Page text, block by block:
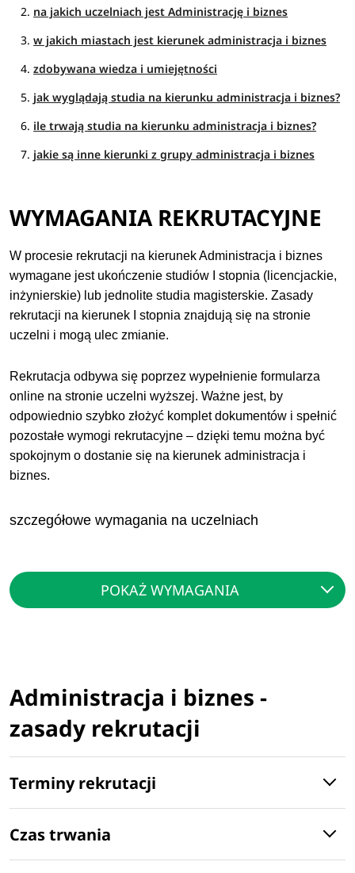
na jakich uczelniach jest Administrację i biznes
w jakich miastach jest kierunek administracja i biznes
zdobywana wiedza i umiejętności
jak wyglądają studia na kierunku administracja i biznes?
ile trwają studia na kierunku administracja i biznes?
jakie są inne kierunki z grupy administracja i biznes
WYMAGANIA REKRUTACYJNE
W procesie rekrutacji na kierunek Administracja i biznes
wymagane jest ukończenie studiów I stopnia (licencjackie,
inżynierskie) lub jednolite studia magisterskie. Zasady
rekrutacji na kierunek I stopnia znajdują się na stronie
uczelni i mogą ulec zmianie.
Rekrutacja odbywa się poprzez wypełnienie formularza
online na stronie uczelni wyższej. Ważne jest, by
odpowiednio szybko złożyć komplet dokumentów i spełnić
pozostałe wymogi rekrutacyjne – dzięki temu można być
spokojnym o dostanie się na kierunek administracja i
biznes.
szczegółowe wymagania na uczelniach
POKAŻ WYMAGANIA
Administracja i biznes -
zasady rekrutacji
Terminy rekrutacji
Czas trwania